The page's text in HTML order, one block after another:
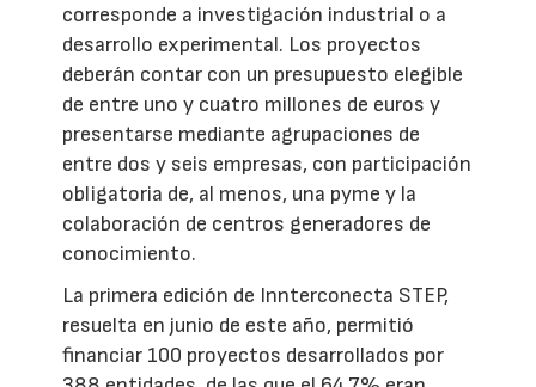
corresponde a investigación industrial o a
desarrollo experimental. Los proyectos
deberán contar con un presupuesto elegible
de entre uno y cuatro millones de euros y
presentarse mediante agrupaciones de
entre dos y seis empresas, con participación
obligatoria de, al menos, una pyme y la
colaboración de centros generadores de
conocimiento.
La primera edición de Innterconecta STEP,
resuelta en junio de este año, permitió
financiar 100 proyectos desarrollados por